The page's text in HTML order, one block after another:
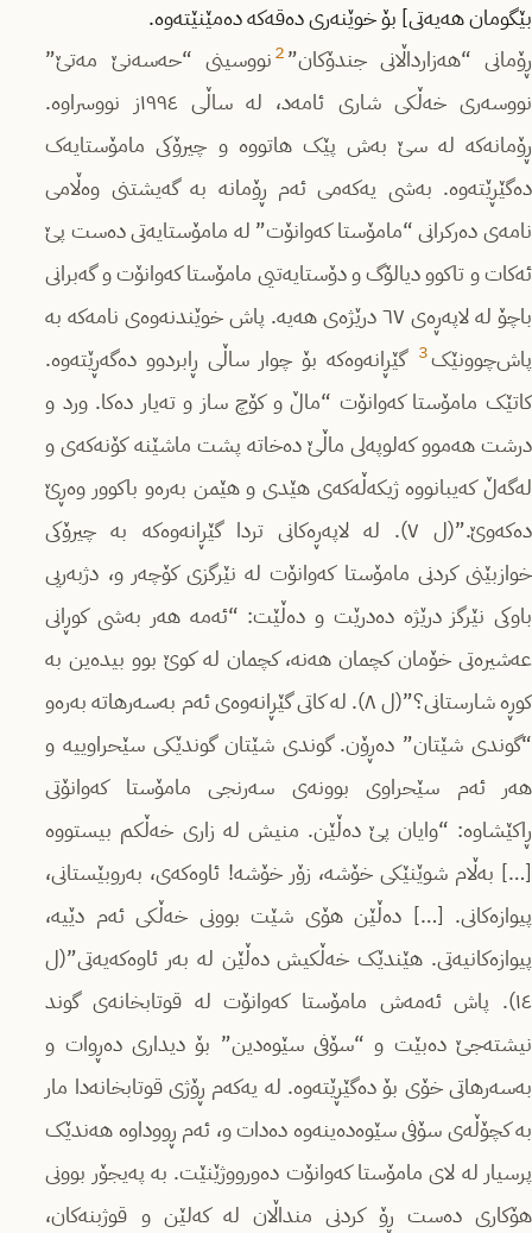
بێگومان هەیەتی] بۆ خوێنەری دەقەکە دەمێنێتەوە.
ڕۆمانی “هەزارداڵانی جندۆکان”2نووسینی “حەسەنێ مەتێ”
نووسەری خەڵکی شاری ئامەد، لە ساڵی ١٩٩٤ز نووسراوە.
ڕۆمانەکە لە سێ بەش پێک هاتووە و چیرۆکی مامۆستایەک
دەگێڕێتەوە. بەشی یەکەمی ئەم ڕۆمانە بە گەیشتنی وەڵامی
نامەی دەرکرانی “مامۆستا کەوانۆت” لە مامۆستایەتی دەست پێ
ئەکات و تاکوو دیالۆگ و دۆستایەتیی مامۆستا کەوانۆت و گەبرانی
باچۆ لە لاپەڕەی ٦٧ درێژەی هەیە. پاش خوێندنەوەی نامەکە بە
پاش‌چوونێک3 گێڕانەوەکە بۆ چوار ساڵی ڕابردوو دەگەڕێتەوە.
کاتێک مامۆستا کەوانۆت “ماڵ و کۆچ ساز و تەیار دەکا. ورد و
درشت هەموو کەلوپەلی ماڵێ دەخاتە پشت ماشێنە کۆنەکەی و
لەگەڵ کەیبانووە ژیکەڵەکەی هێدی و هێمن بەرەو باکوور وەڕێ
دەکەوێ.”(ل ٧). لە لاپەڕەکانی تردا گێڕانەوەکە بە چیرۆکی
خوازبێنی کردنی مامۆستا کەوانۆت لە نێرگزی کۆچەر و، دژبەریی
باوکی نێرگز درێژە دەدرێت و دەڵێت: “ئەمە هەر بەشی کوڕانی
عەشیرەتی خۆمان کچمان هەنە، کچمان لە کوێ بوو بیدەین بە
کوڕە شارستانی؟”(ل ٨). لە کاتی گێڕانەوەی ئەم بەسەرهاتە بەرەو
“گوندی شێتان” دەڕۆن. گوندی شێتان گوندێکی سێحراوییە و
هەر ئەم سێحراوی بوونەی سەرنجی مامۆستا کەوانۆتی
ڕاکێشاوە: “وایان پێ دەڵێن. منیش لە زاری خەڵکم بیستووە
[…] بەڵام شوێنێکی خۆشە، زۆر خۆشە! ئاوەکەی، بەروبێستانی،
پیوازەکانی. […] دەڵێن هۆی شێت بوونی خەڵکی ئەم دێیە،
پیوازەکانیەتی. هێندێک خەڵکیش دەڵێن لە بەر ئاوەکەیەتی”(ل
١٤). پاش ئەمەش مامۆستا کەوانۆت لە قوتابخانەی گوند
نیشتەجێ دەبێت و “سۆفی سێوەدین” بۆ دیداری دەڕوات و
بەسەرهاتی خۆی بۆ دەگێڕێتەوە. لە یەکەم ڕۆژی قوتابخانەدا مار
بە کچۆڵەی سۆفی سێوەدەینەوە دەدات و، ئەم ڕووداوە هەندێک
پرسیار لە لای مامۆستا کەوانۆت دەورووژێنێت. بە پەیجۆر بوونی
هۆکاری دەست ڕۆ کردنی منداڵان لە کەلێن و قوژبنەکان،